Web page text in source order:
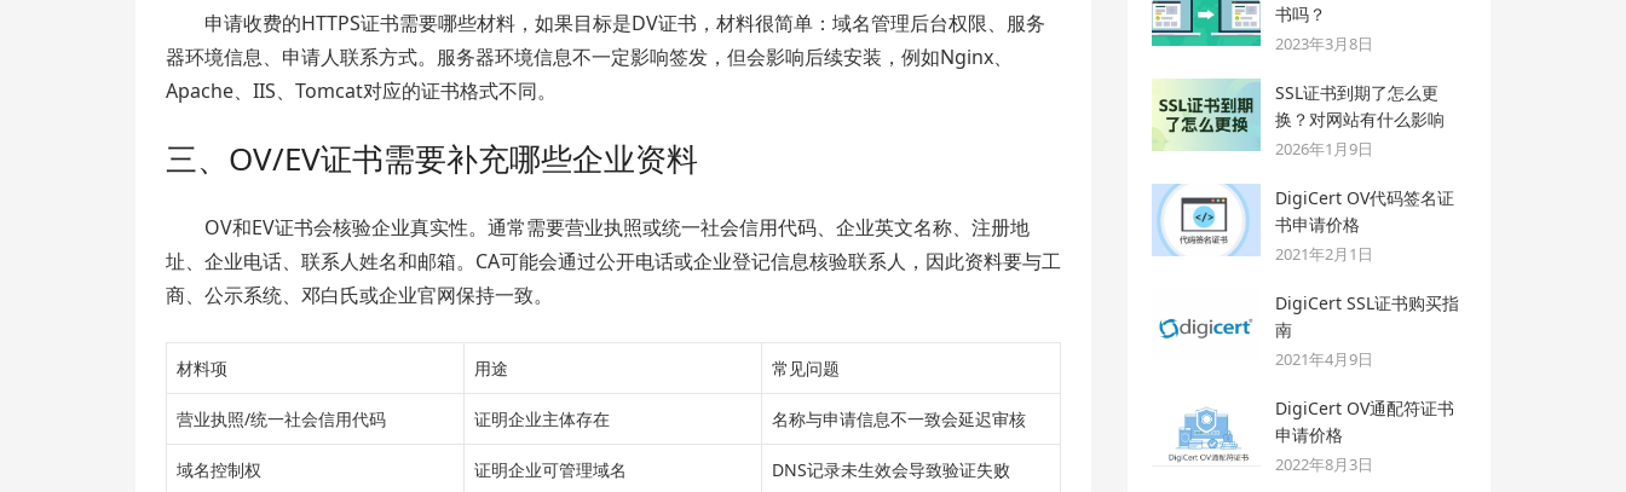
申请收费的HTTPS证书需要哪些材料，如果目标是DV证书，材料很简单：域名管理后台权限、服务
器环境信息、申请人联系方式。服务器环境信息不一定影响签发，但会影响后续安装，例如Nginx、
Apache、IIS、Tomcat对应的证书格式不同。
三、OV/EV证书需要补充哪些企业资料
OV和EV证书会核验企业真实性。通常需要营业执照或统一社会信用代码、企业英文名称、注册地
址、企业电话、联系人姓名和邮箱。CA可能会通过公开电话或企业登记信息核验联系人，因此资料要与工
商、公示系统、邓白氏或企业官网保持一致。
材料项 用途 常见问题
营业执照/统一社会信用代码 证明企业主体存在 名称与申请信息不一致会延迟审核
域名控制权 证明企业可管理域名 DNS记录未生效会导致验证失败
书吗？
2023年3月8日
SSL证书到期了怎么更
换？对网站有什么影响
2026年1月9日
DigiCert OV代码签名证
书申请价格
2021年2月1日
DigiCert SSL证书购买指
南
2021年4月9日
DigiCert OV通配符证书
申请价格
2022年8月3日